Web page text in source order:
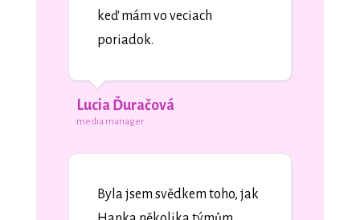
keď mám vo veciach
poriadok.
Lucia Ďuračová
media manager
Byla jsem svědkem toho, jak